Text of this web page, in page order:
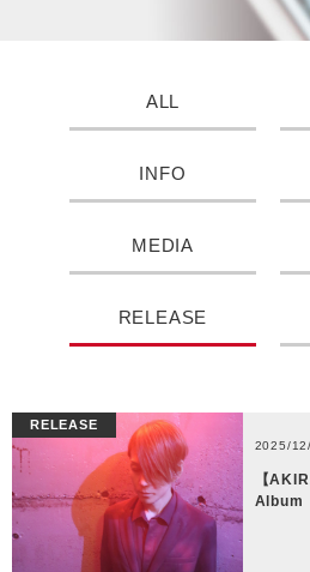
ALL
INFO
MEDIA
RELEASE
RELEASE
2025/
【
Album